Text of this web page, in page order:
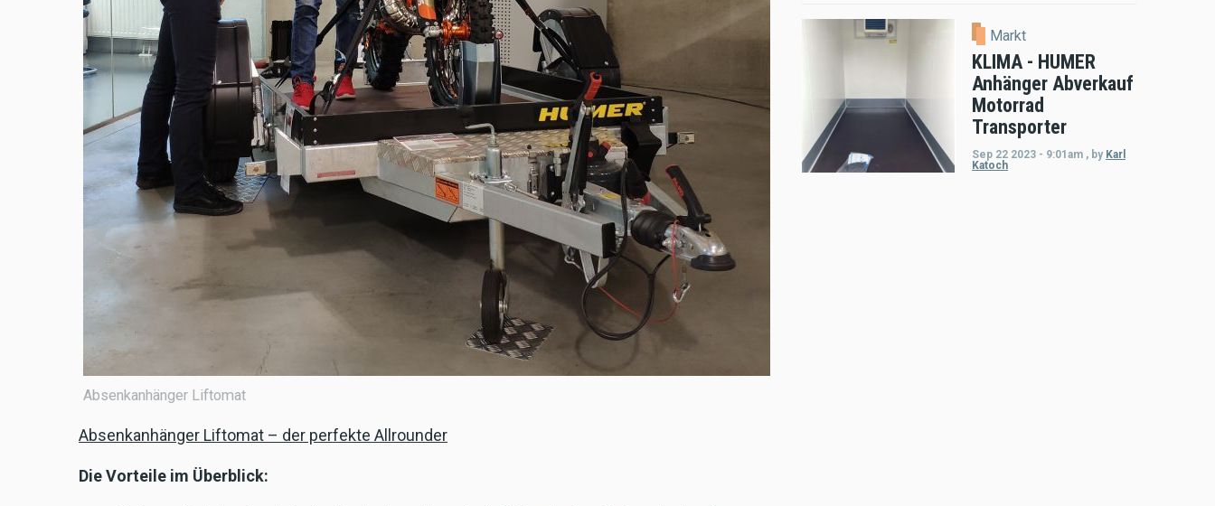
Absenkanhänger Liftomat
Absenkanhänger Liftomat – der perfekte Allrounder
Die Vorteile im Überblick:
Markt
KLIMA - HUMER
Anhänger Abverkauf
Motorrad
Transporter
Sep 22 2023 - 9:01am , by Karl
Katoch